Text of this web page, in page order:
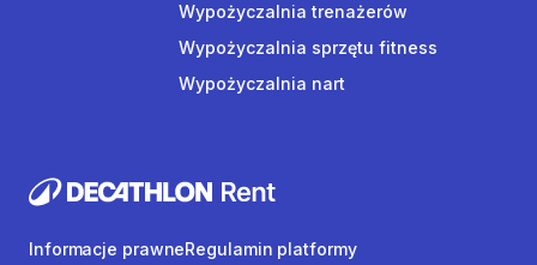
Wypożyczalnia trenażerów
Wypożyczalnia sprzętu fitness
Wypożyczalnia nart
Informacje prawneRegulamin platformy